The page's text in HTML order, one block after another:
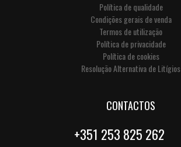
Política de qualidade
Condições gerais de venda
Termos de utilização
Política de privacidade
Política de cookies
Resolução Alternativa de Litígios
CONTACTOS
+351 253 825 262